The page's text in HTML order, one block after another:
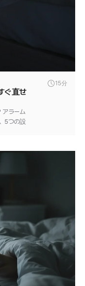
15分
ぐ直せ
アラーム
5つの設